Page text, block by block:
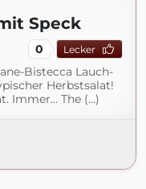
Speck
0 Lecker
Bistecca Lauch-
Herbstsalat!
Immer... The (...)